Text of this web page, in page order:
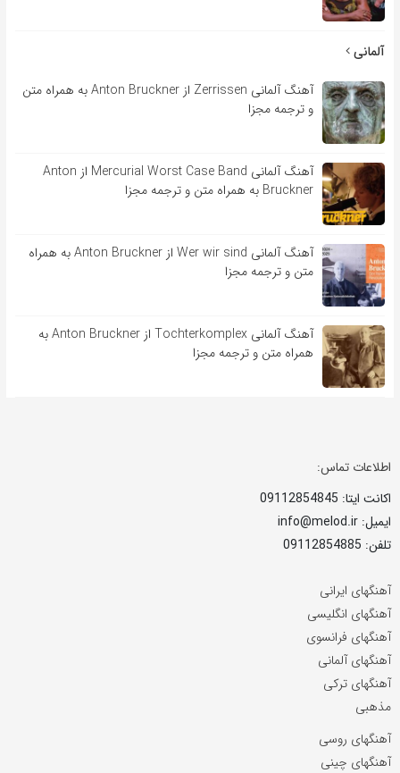
آلمانی
آهنگ آلمانی Zerrissen از Anton Bruckner به همراه متن
و ترجمه مجزا
آهنگ آلمانی Mercurial Worst Case Band از Anton
Bruckner به همراه متن و ترجمه مجزا
آهنگ آلمانی Wer wir sind از Anton Bruckner به همراه
متن و ترجمه مجزا
آهنگ آلمانی Tochterkomplex از Anton Bruckner به
همراه متن و ترجمه مجزا
اطلاعات تماس:
اکانت ایتا: 09112854845
ایمیل: info@melod.ir
تلفن: 09112854885
آهنگهای ایرانی
آهنگهای انگلیسی
آهنگهای فرانسوی
آهنگهای آلمانی
آهنگهای ترکی
مذهبی
آهنگهای روسی
آهنگهای چینی